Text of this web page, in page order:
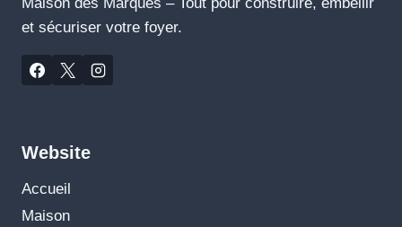
2025
et sécuriser votre foyer.
Website
Accueil
Maison